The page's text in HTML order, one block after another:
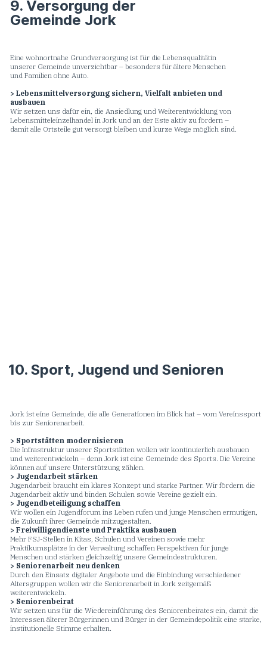
Eine wohnortnahe Grundversorgung ist für die Lebensqualitätin
unserer Gemeinde unverzichtbar – besonders für ältere Menschen
und Familien ohne Auto.
> Lebensmittelversorgung sichern, Vielfalt anbieten und
ausbauen
Wir setzen uns dafür ein, die Ansiedlung und Weiterentwicklung von
Lebensmitteleinzelhandel in Jork und an der Este aktiv zu fördern –
damit alle Ortsteile gut versorgt bleiben und kurze Wege möglich sind.
9. Versorgung der
Gemeinde Jork
Jork ist eine Gemeinde, die alle Generationen im Blick hat – vom Vereinssport
bis zur Seniorenarbeit.
> Sportstätten modernisieren
Die Infrastruktur unserer Sportstätten wollen wir kontinuierlich ausbauen
und weiterentwickeln – denn Jork ist eine Gemeinde des Sports. Die Vereine
können auf unsere Unterstützung zählen.
> Jugendarbeit stärken
Jugendarbeit braucht ein klares Konzept und starke Partner. Wir fördern die
Jugendarbeit aktiv und binden Schulen sowie Vereine gezielt ein.
> Jugendbeteiligung schaffen
Wir wollen ein Jugendforum ins Leben rufen und junge Menschen ermutigen,
die Zukunft ihrer Gemeinde mitzugestalten.
> Freiwilligendienste und Praktika ausbauen
Mehr FSJ-Stellen in Kitas, Schulen und Vereinen sowie mehr
Praktikumsplätze in der Verwaltung schaffen Perspektiven für junge
Menschen und stärken gleichzeitig unsere Gemeindestrukturen.
> Seniorenarbeit neu denken
Durch den Einsatz digitaler Angebote und die Einbindung verschiedener
Altersgruppen wollen wir die Seniorenarbeit in Jork zeitgemäß
weiterentwickeln.
> Seniorenbeirat
Wir setzen uns für die Wiedereinführung des Seniorenbeirates ein, damit die
Interessen älterer Bürgerinnen und Bürger in der Gemeindepolitik eine starke,
institutionelle Stimme erhalten.
10. Sport, Jugend und Senioren